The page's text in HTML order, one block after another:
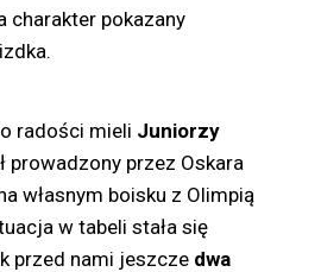
charakter pokazany
radości mieli Juniorzy
prowadzony przez Oskara
własnym boisku z Olimpią
w tabeli stała się
przed nami jeszcze dwa